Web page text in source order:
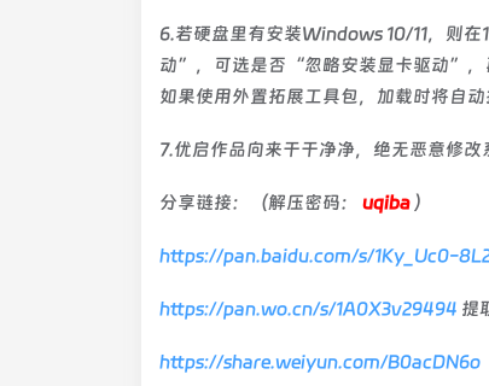
6.若硬盘里有安装Windows 10/11，则
动”，可选是否“忽略安装显卡驱动”，
如果使用外置拓展工具包，加载时将自
7.优启作品向来干干净净，绝无恶意修
分享链接：（解压密码： uqiba ）
https://pan.baidu.com/s/1Ky_Uc0-
https://pan.wo.cn/s/1A0X3v29494 提
https://share.weiyun.com/B0acDN6o